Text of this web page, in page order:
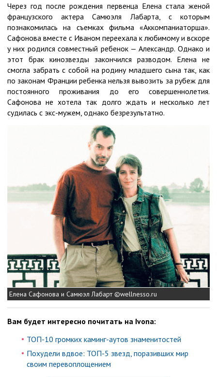
Через год после рождения первенца Елена стала женой
французского актера Самюэля Лабарта, с которым
познакомилась на съемках фильма «Аккомпаниаторша».
Сафонова вместе с Иваном переехала к любимому и вскоре
у них родился совместный ребенок — Александр. Однако и
этот брак кинозвезды закончился разводом. Елена не
смогла забрать с собой на родину младшего сына так, как
по законам Франции ребенка нельзя вывозить за рубеж для
постоянного проживания до его совершеннолетия.
Сафонова не хотела так долго ждать и несколько лет
судилась с экс-мужем, однако безрезультатно.
Елена Сафонова и Самюэл Лабарт ©wellnesso.ru
Вам будет интересно почитать на Ivona:
ТОП-10 громких каминг-аутов знаменитостей
Похудели вдвое: ТОП-5 звезд, поразивших мир
своим перевоплощением